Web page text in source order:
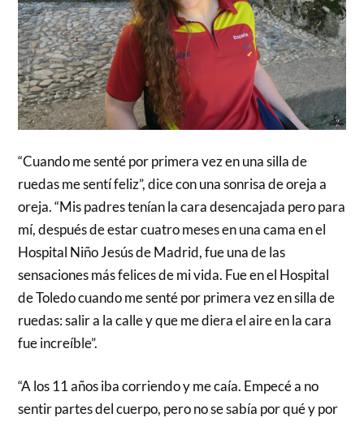
“Cuando me senté por primera vez en una silla de
ruedas me sentí feliz”, dice con una sonrisa de oreja a
oreja. “Mis padres tenían la cara desencajada pero para
mí, después de estar cuatro meses en una cama en el
Hospital Niño Jesús de Madrid, fue una de las
sensaciones más felices de mi vida. Fue en el Hospital
de Toledo cuando me senté por primera vez en silla de
ruedas: salir a la calle y que me diera el aire en la cara
fue increíble”.
“A los 11 años iba corriendo y me caía. Empecé a no
sentir partes del cuerpo, pero no se sabía por qué y por